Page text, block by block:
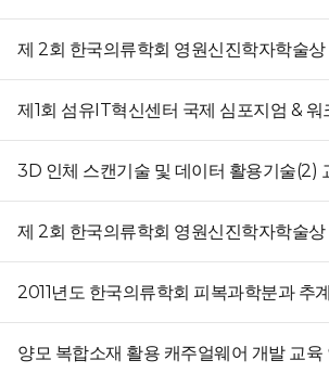
제 2회 한국의류학회 영원신진학자학술
제1회 섬유IT혁신센터 국제 심포지엄 & 워
3D 인체 스캔기술 및 데이터 활용기술(2)
제 2회 한국의류학회 영원신진학자학술
2011년도 한국의류학회 피복과학분과 추
양모 복합소재 활용 캐주얼웨어 개발 교육